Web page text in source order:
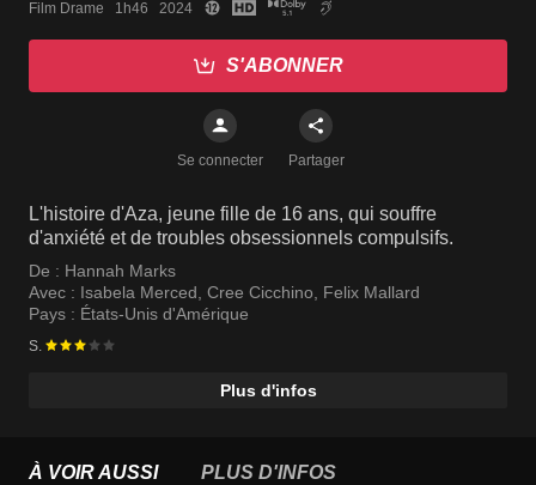
Film Drame   1h46   2024
S'ABONNER
Se connecter Partager
L'histoire d'Aza, jeune fille de 16 ans, qui souffre
d'anxiété et de troubles obsessionnels compulsifs.
De : Hannah Marks
Avec : Isabela Merced, Cree Cicchino, Felix Mallard
Pays : États-Unis d'Amérique
S.
Plus d'infos
À VOIR AUSSI PLUS D'INFOS